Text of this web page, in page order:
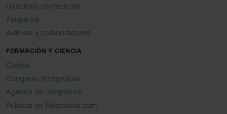
Directorio profesional
PsiquiLink
Autores y colaboradores
FORMACIÓN Y CIENCIA
Cursos
Congreso Interpsiquis
Agenda de congresos
Publicar en Psiquiatria.com